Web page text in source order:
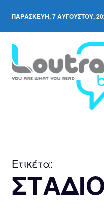
ΠΑΡΑΣΚΕΥΉ, 7 ΑΥΓΟΎΣΤΟΥ,
Ετικέτα: